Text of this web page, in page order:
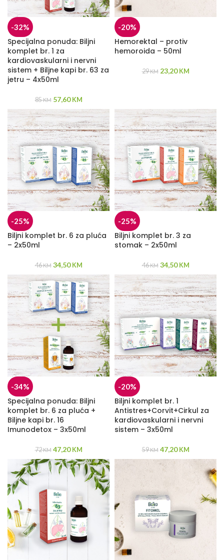
-32%
Specijalna ponuda: Biljni
komplet br. 1 za
kardiovaskularni i nervni
sistem + Biljne kapi br. 63 za
jetru – 4x50ml
85KM 57,60 KM
-20%
Hemorektal – protiv
hemoroida – 50ml
29KM 23,20 KM
-25%
Biljni komplet br. 6 za pluća
– 2x50ml
46KM 34,50 KM
-25%
Biljni komplet br. 3 za
stomak – 2x50ml
46KM 34,50 KM
-34%
Specijalna ponuda: Biljni
komplet br. 6 za pluća +
Biljne kapi br. 16
Imunodetox – 3x50ml
72KM 47,20 KM
-20%
Biljni komplet br. 1
Antistres+Corvit+Cirkul za
kardiovaskularni i nervni
sistem – 3x50ml
59KM 47,20 KM